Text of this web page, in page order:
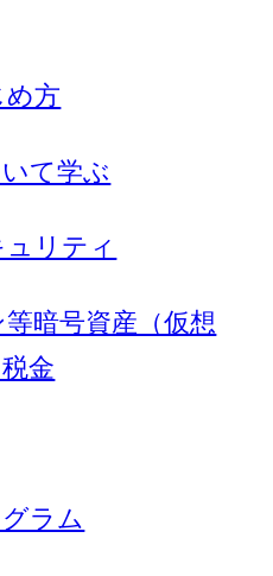
め方
て学ぶ
リティ
暗号資産（仮想
金
ラム